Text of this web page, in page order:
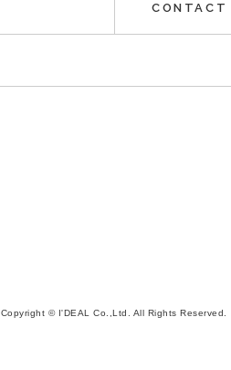
CONTACT
Copyright © I'DEAL Co.,Ltd. All Rights Reserved.